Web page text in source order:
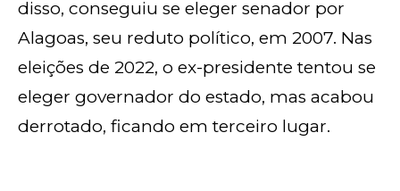
disso, conseguiu se eleger senador por
Alagoas, seu reduto político, em 2007. Nas
eleições de 2022, o ex-presidente tentou se
eleger governador do estado, mas acabou
derrotado, ficando em terceiro lugar.